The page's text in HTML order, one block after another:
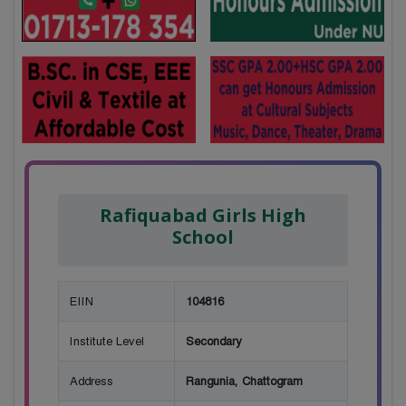
Rafiquabad Girls High
School
EIIN 104816
Institute Level Secondary
Address Rangunia, Chattogram